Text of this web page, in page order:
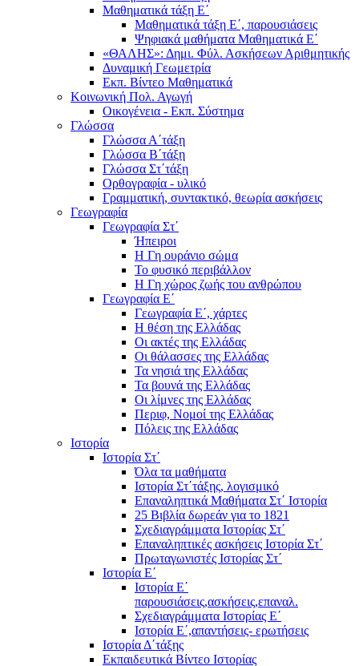
Μαθηματικά τάξη Ε΄
Μαθηματικά τάξη Ε΄, παρουσιάσεις
Ψηφιακά μαθήματα Μαθηματικά Ε΄
«ΘΑΛΗΣ»: Δημι. Φύλ. Ασκήσεων Αριθμητικής
Δυναμική Γεωμετρία
Εκπ. Βίντεο Μαθηματικά
Κοινωνική Πολ. Αγωγή
Οικογένεια - Εκπ. Σύστημα
Γλώσσα
Γλώσσα Α΄τάξη
Γλώσσα Β΄τάξη
Γλώσσα Στ΄τάξη
Ορθογραφία - υλικό
Γραμματική, συντακτικό, θεωρία ασκήσεις
Γεωγραφία
Γεωγραφία Στ΄
Ήπειροι
Η Γη ουράνιο σώμα
Το φυσικό περιβάλλον
Η Γη χώρος ζωής του ανθρώπου
Γεωγραφία Ε΄
Γεωγραφία Ε΄, χάρτες
Η θέση της Ελλάδας
Οι ακτές της Ελλάδας
Οι θάλασσες της Ελλάδας
Τα νησιά της Ελλάδας
Τα βουνά της Ελλάδας
Οι λίμνες της Ελλάδας
Περιφ, Νομοί της Ελλάδας
Πόλεις της Ελλάδας
Ιστορία
Ιστορία Στ΄
Όλα τα μαθήματα
Ιστορία Στ΄τάξης, λογισμικό
Επαναληπτικά Μαθήματα Στ΄ Ιστορία
25 Βιβλία δωρεάν για το 1821
Σχεδιαγράμματα Ιστορίας Στ΄
Επαναληπτικές ασκήσεις Ιστορία Στ΄
Πρωταγωνιστές Ιστορίας Στ΄
Ιστορία Ε΄
Ιστορία Ε΄
παρουσιάσεις,ασκήσεις,επαναλ.
Σχεδιαγράμματα Ιστορίας Ε΄
Ιστορία Ε΄,απαντήσεις- ερωτήσεις
Ιστορία Δ΄τάξης
Εκπαιδευτικά Βίντεο Ιστορίας